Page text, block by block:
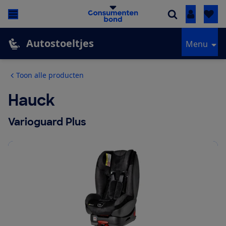
Inloggen
Autostoeltjes Menu
Toon alle producten
Hauck
Varioguard Plus